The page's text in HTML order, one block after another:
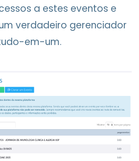
a estes eventos e
verdadeiro gerenciador
em-um.